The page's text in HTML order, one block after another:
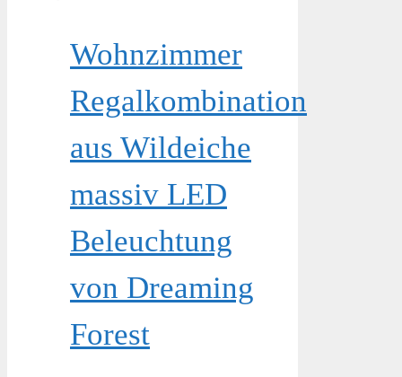
Wohnzimmer
Regalkombination
aus Wildeiche
massiv LED
Beleuchtung
von Dreaming
Forest